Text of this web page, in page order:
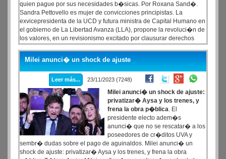
quien pague por sus necesidades b�sicas. Por Roxana Sand�.
Sandra Pettovello es mujer de convicciones principistas. La
exvicepresidenta de la UCD y futura ministra de Capital Humano en
el gobierno de La Libertad Avanza (LLA), propone la revoluci�n de
los valores, en un revisionismo excitado por clausurar derechos
conseguidos, preferentemente de los �ltimos quince a�os. En esa
construcci�n de base anhela Pettovello, egresada de la
Universidad Austral -y, seguro comentar� ella misma en futuras
entrevistas, si acredita formaci�n en el Opus Dei-, la familia como
estructura solar que asista y contenga los problemas sociales.
Milei anunci� un shock de ajuste
Leer más... 23/11/2023 (7248)
Milei anunci� un shock de ajuste:
privatizar� Aysa y los trenes, y
frena la obra p�blica. El
presidente electo adem�s
anunci� que no se rescatar� a los
poseedores de cr�ditos UVA y
sembr� dudas sobre el pago de aguinaldos. Milei anunci� un
shock de ajuste: privatizar� Aysa y los trenes, y frena la obra